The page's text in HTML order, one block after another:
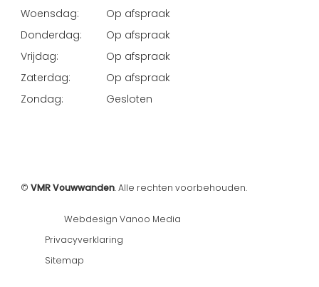
Woensdag:
Op afspraak
Donderdag:
Op afspraak
Vrijdag:
Op afspraak
Zaterdag:
Op afspraak
Zondag:
Gesloten
© VMR Vouwwanden. Alle rechten voorbehouden.
Webdesign Vanoo Media
Privacyverklaring
Sitemap